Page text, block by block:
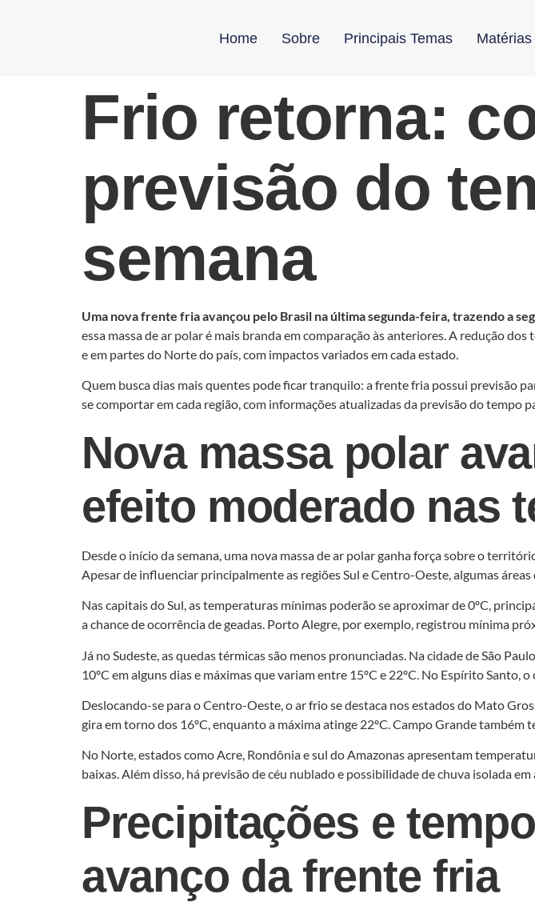
Home Sobre Principais Temas Matérias
Frio retorna:
previsão do
semana
Uma nova frente fria avançou pelo Brasil na última segunda-feira, trazendo a
essa massa de ar polar é mais branda em comparação às anteriores. A redução
e em partes do Norte do país, com impactos variados em cada estado.
Quem busca dias mais quentes pode ficar tranquilo: a frente fria possui previsão
se comportar em cada região, com informações atualizadas da previsão do tempo
Nova massa polar
efeito moderado nas
Desde o início da semana, uma nova massa de ar polar ganha força sobre o
Apesar de influenciar principalmente as regiões Sul e Centro-Oeste, algumas
Nas capitais do Sul, as temperaturas mínimas poderão se aproximar de 0ºC,
a chance de ocorrência de geadas. Porto Alegre, por exemplo, registrou mínima
Já no Sudeste, as quedas térmicas são menos pronunciadas. Na cidade de São
10ºC em alguns dias e máximas que variam entre 15ºC e 22ºC. No Espírito Santo,
Deslocando-se para o Centro-Oeste, o ar frio se destaca nos estados do Mato
gira em torno dos 16ºC, enquanto a máxima atinge 22ºC. Campo Grande também
No Norte, estados como Acre, Rondônia e sul do Amazonas apresentam
baixas. Além disso, há previsão de céu nublado e possibilidade de chuva isolada em
Precipitações e
avanço da frente fria